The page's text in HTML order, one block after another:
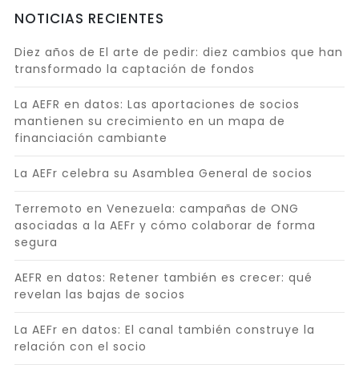
NOTICIAS RECIENTES
Diez años de El arte de pedir: diez cambios que han
transformado la captación de fondos
La AEFR en datos: Las aportaciones de socios
mantienen su crecimiento en un mapa de
financiación cambiante
La AEFr celebra su Asamblea General de socios
Terremoto en Venezuela: campañas de ONG
asociadas a la AEFr y cómo colaborar de forma
segura
AEFR en datos: Retener también es crecer: qué
revelan las bajas de socios
La AEFr en datos: El canal también construye la
relación con el socio